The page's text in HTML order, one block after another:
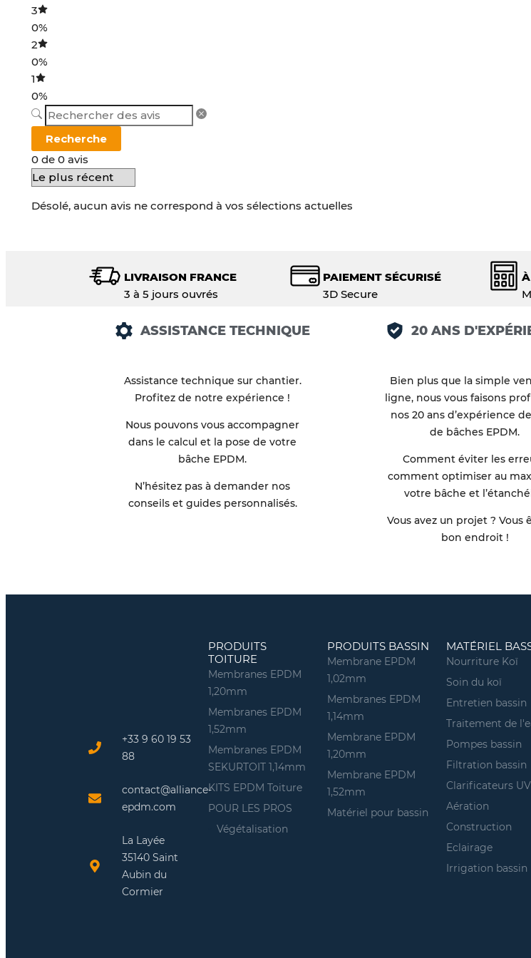
3
0%
2
0%
1
0%
Recherche
0 de 0 avis
Désolé, aucun avis ne correspond à vos sélections actuelles
LIVRAISON FRANCE
3 à 5 jours ouvrés
PAIEMENT SÉCURISÉ
3D Secure
ASSISTANCE TECHNIQUE
Assistance technique sur chantier.
Profitez de notre expérience !
Nous pouvons vous accompagner
dans le calcul et la pose de votre
bâche EPDM.
N’hésitez pas à demander nos
conseils et guides personnalisés.
20 ANS
Bien plus que la simple
ligne, nous vous faisons
nos 20 ans d’expérience
de bâches EPDM.
Comment éviter les
comment optimiser au
votre bâche et
Vous avez un projet ? Vous
bon endroit !
+33 9 60 19 53
88
contact@alliance-
epdm.com
La Layée
35140 Saint
Aubin du
Cormier
PRODUITS
TOITURE
Membranes EPDM
1,20mm
Membranes EPDM
1,52mm
Membranes EPDM
SEKURTOIT 1,14mm
KITS EPDM Toiture
POUR LES PROS
Végétalisation
PRODUITS BASSIN
Membrane EPDM
1,02mm
Membranes EPDM
1,14mm
Membrane EPDM
1,20mm
Membrane EPDM
1,52mm
Matériel pour bassin
MATÉRIEL
Nourriture Koï
Soin du koï
Entretien bassin
Traitement de
Pompes bassin
Filtration bassin
Clarificateurs UV
Aération
Construction
Eclairage
Irrigation bassin